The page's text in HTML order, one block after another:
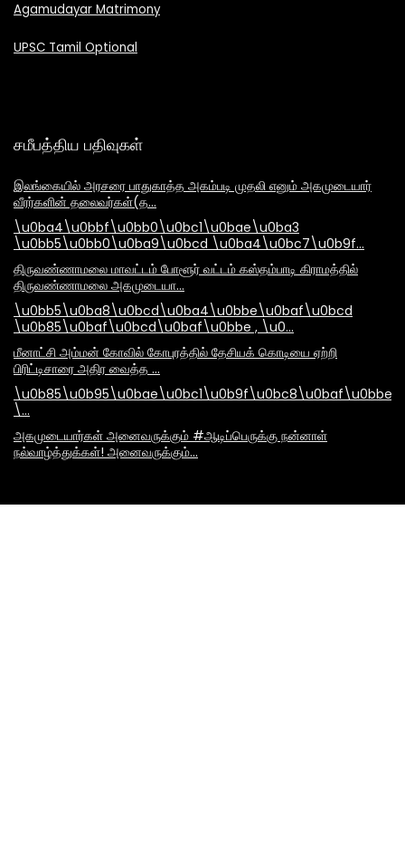
Agamudayar Matrimony
UPSC Tamil Optional
சமீபத்திய பதிவுகள்
இலங்கையில் அரசரை பாதுகாத்த அகம்படி முதலி எனும் அகமுடையார்
வீரர்களின் தலைவர்கள்(த…
\u0ba4\u0bbf\u0bb0\u0bc1\u0bae\u0ba3
\u0bb5\u0bb0\u0ba9\u0bcd \u0ba4\u0bc7\u0b9f…
திருவண்ணாமலை மாவட்டம் போளூர் வட்டம் கஸ்தம்பாடி கிராமத்தில்
திருவண்ணாமலை அகமுடையா…
\u0bb5\u0ba8\u0bcd\u0ba4\u0bbe\u0baf\u0bcd
\u0b85\u0baf\u0bcd\u0baf\u0bbe , \u0…
மீனாட்சி அம்மன் கோவில் கோபுரத்தில் தேசியக் கொடியை ஏற்றி
பிரிட்டிசாரை அதிர வைத்த …
\…
அகமுடையார்கள் அனைவருக்கும் #ஆடிப்பெருக்கு நன்னாள்
நல்வாழ்த்துக்கள்! அனைவருக்கும்…